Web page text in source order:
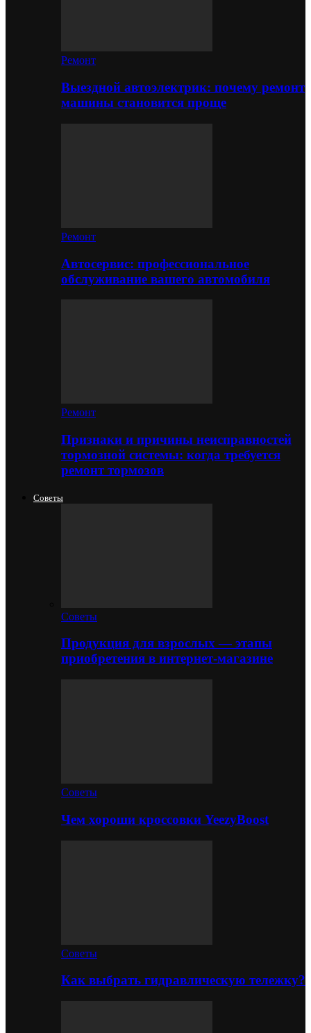
Ремонт
Выездной автоэлектрик: почему ремонт
машины становится проще
Ремонт
Автосервис: профессиональное
обслуживание вашего автомобиля
Ремонт
Признаки и причины неисправностей
тормозной системы: когда требуется
ремонт тормозов
Советы
Советы
Продукция для взрослых — этапы
приобретения в интернет-магазине
Советы
Чем хороши кроссовки YeezyBoost
Советы
Как выбрать гидравлическую тележку?